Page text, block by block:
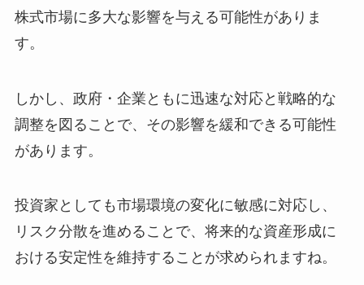
株式市場に多大な影響を与える可能性がありま
す。
しかし、政府・企業ともに迅速な対応と戦略的な
調整を図ることで、その影響を緩和できる可能性
があります。
投資家としても市場環境の変化に敏感に対応し、
リスク分散を進めることで、将来的な資産形成に
おける安定性を維持することが求められますね。